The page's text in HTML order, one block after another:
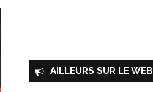
AILLEURS SUR LE WEB